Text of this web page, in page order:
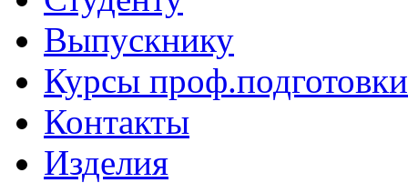
Выпускнику
Курсы проф.подготовки
Контакты
Изделия